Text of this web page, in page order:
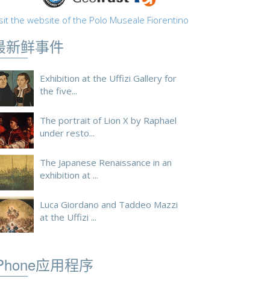
the website of the Polo Museale Fiorentino
新鲜事件
Exhibition at the Uffizi Gallery for
the five...
The portrait of Lion X by Raphael
under resto...
The Japanese Renaissance in an
exhibition at ...
Luca Giordano and Taddeo Mazzi
at the Uffizi ...
应用程序